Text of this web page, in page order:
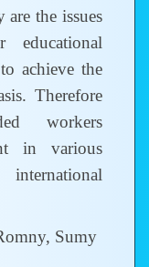
the issues
achieve the
Therefore
workers
in various
Sumy